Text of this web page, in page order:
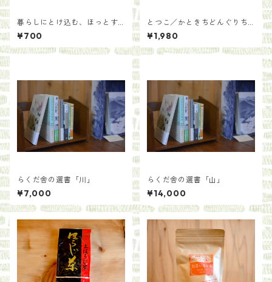
暮らしにとけ込む、ほっとす
る味 玉緑茶【手土産用パッ
ケージ30g】
¥700
とつこ／かときちどんぐりち
ゃん
¥1,980
らくだ舎の選書「川」
¥7,000
らくだ舎の選書「山」
¥14,000